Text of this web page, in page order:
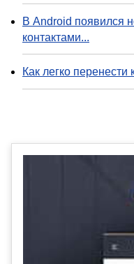
В Android появился
контактами...
Как легко